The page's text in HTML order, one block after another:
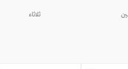
ثلاثاء